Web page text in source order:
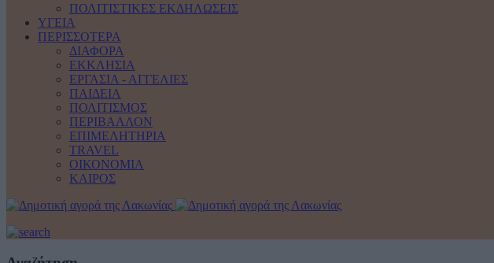
ΠΟΛΙΤΙΣΤΙΚΕΣ ΕΚΔΗΛΩΣΕΙΣ
ΥΓΕΙΑ
ΠΕΡΙΣΣΟΤΕΡΑ
ΔΙΑΦΟΡΑ
ΕΚΚΛΗΣΙΑ
ΕΡΓΑΣΙΑ - ΑΓΓΕΛΙΕΣ
ΠΑΙΔΕΙΑ
ΠΟΛΙΤΙΣΜΟΣ
ΠΕΡΙΒΑΛΛΟΝ
ΕΠΙΜΕΛΗΤΗΡΙΑ
TRAVEL
ΟΙΚΟΝΟΜΙΑ
ΚΑΙΡΟΣ